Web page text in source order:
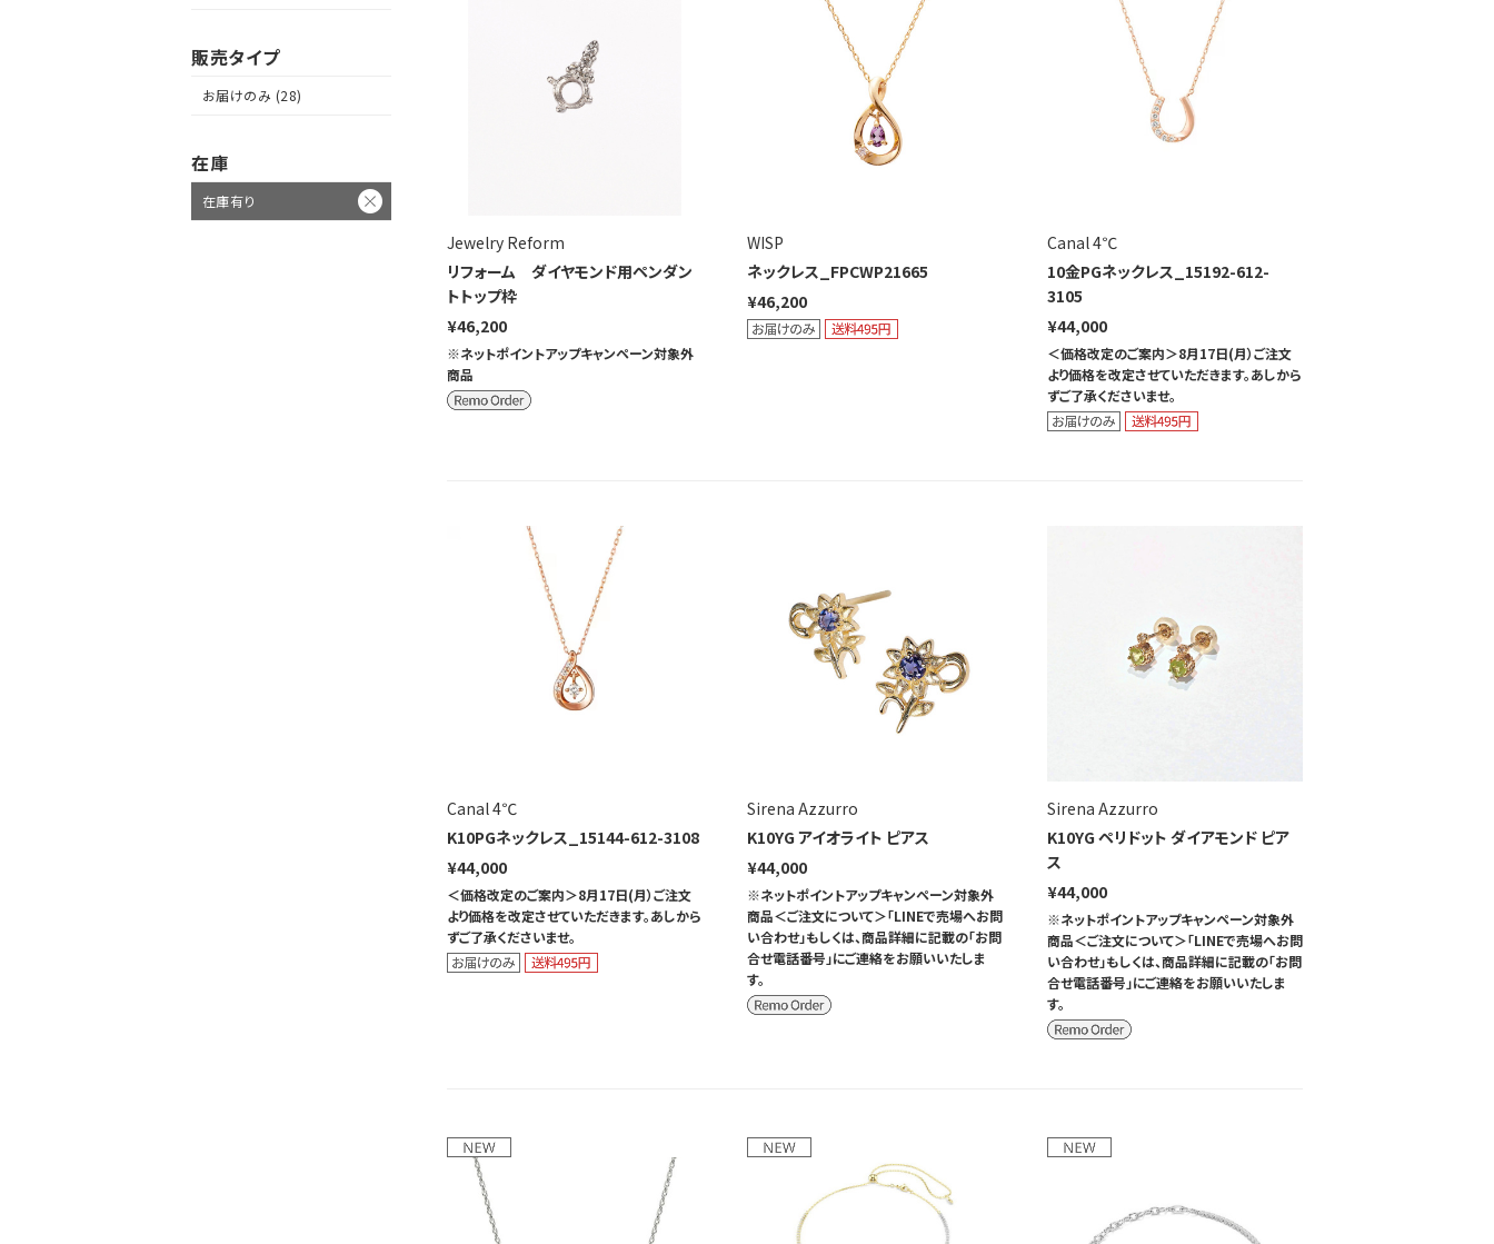
Jewelry Reform
リフォーム ダイヤモンド用ペンダン
トトップ枠
¥46,200
※ネットポイントアップキャンペーン対象外
商品
WISP
ネックレス_FPCWP21665
¥46,200
Canal 4℃
10金PGネックレス_15192-612-
3105
¥44,000
＜価格改定のご案内＞8月17日(月）ご注文
より価格を改定させていただきます。あしから
ずご了承くださいませ。
Canal 4℃
K10PGネックレス_15144-612-3108
¥44,000
＜価格改定のご案内＞8月17日(月）ご注文
より価格を改定させていただきます。あしから
ずご了承くださいませ。
Sirena Azzurro
K10YG アイオライト ピアス
¥44,000
※ネットポイントアップキャンペーン対象外
商品＜ご注文について＞「LINEで売場へお問
い合わせ」もしくは、商品詳細に記載の「お問
合せ電話番号」にご連絡をお願いいたしま
す。
Sirena Azzurro
K10YG ペリドット ダイアモンド ピア
ス
¥44,000
※ネットポイントアップキャンペーン対象外
商品＜ご注文について＞「LINEで売場へお問
い合わせ」もしくは、商品詳細に記載の「お問
合せ電話番号」にご連絡をお願いいたしま
す。
販売タイプ
お届けのみ (28)
在庫
在庫有り